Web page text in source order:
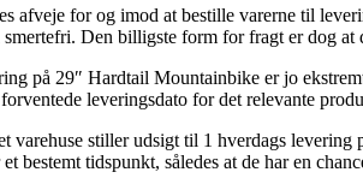
afveje for og imod at bestille varerne til
Den billigste form for fragt er dog at
på 29″ Hardtail Mountainbike er jo
leveringsdato for det relevante
varehuse stiller udsigt til 1 hverdags levering
bestemt tidspunkt, således at de har en